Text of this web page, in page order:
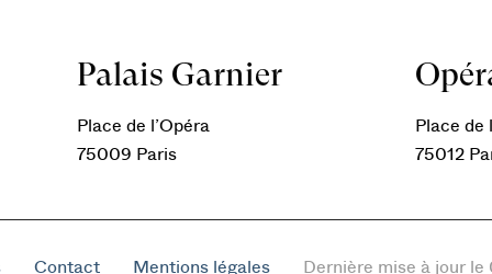
Palais Garnier
Place de l’Opéra
75009 Paris
Place de
75012
Contact Mentions légales Dernière mise à jour